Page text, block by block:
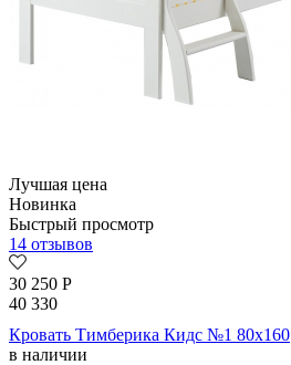
Лучшая цена
Новинка
Быстрый просмотр
14 отзывов
30 250 Р
40 330
Кровать Тимберика Кидс №1 80х160
в наличии